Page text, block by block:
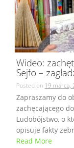
Wideo:
Sejfo –
Posted on 19 marca,
Zapraszamy do
zachęcającego
Ludobójstwo, o
opisuje fakty
Read More